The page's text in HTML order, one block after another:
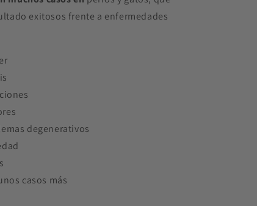
exitosos frente a enfermedades
degenerativos
casos más